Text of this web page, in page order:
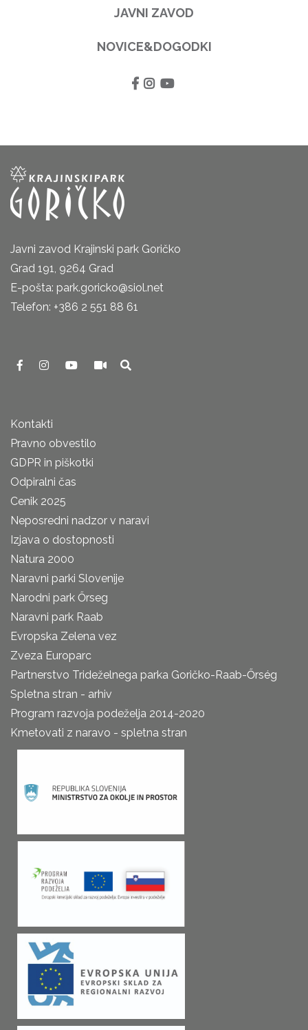
JAVNI ZAVOD
NOVICE&DOGODKI
Javni zavod Krajinski park Goričko
Grad 191, 9264 Grad
E-pošta: park.goricko@siol.net
Telefon: +386 2 551 88 61
Kontakti
Pravno obvestilo
GDPR in piškotki
Odpiralni čas
Cenik 2025
Neposredni nadzor v naravi
Izjava o dostopnosti
Natura 2000
Naravni parki Slovenije
Narodni park Őrseg
Naravni park Raab
Evropska Zelena vez
Zveza Europarc
Partnerstvo Trideželnega parka Goričko-Raab-Őrség
Spletna stran - arhiv
Program razvoja podeželja 2014-2020
Kmetovati z naravo - spletna stran